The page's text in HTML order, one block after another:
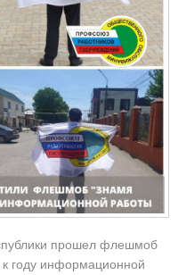
прошел флешмоб
году информационной